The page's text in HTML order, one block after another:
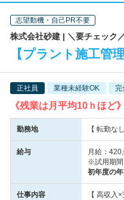
志望動機・自己PR不要
株式会社砂建 | ＼要チェック
【プラント施工管
正社員 業種未経験OK 完
《残業は月平均10ｈほど
勤務地 【 転勤
給与
月給：
※試用期
初年度の年
仕事内容
【 高収入